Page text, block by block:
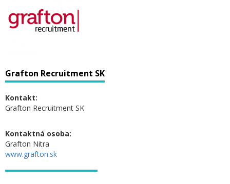
Grafton Recruitment SK
Kontakt:
Grafton Recruitment SK
Kontaktná osoba:
Grafton Nitra
www.grafton.sk